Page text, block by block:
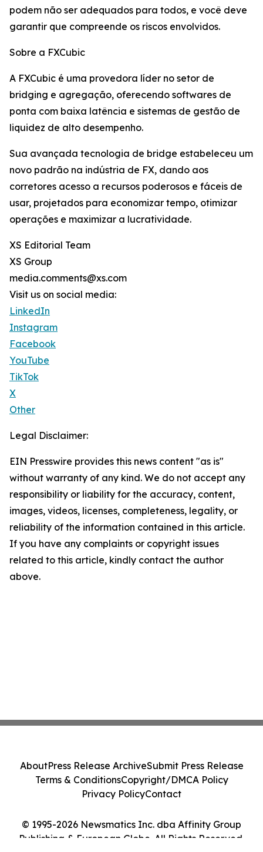
podem não ser adequados para todos, e você deve
garantir que compreende os riscos envolvidos.
Sobre a FXCubic
A FXCubic é uma provedora líder no setor de
bridging e agregação, oferecendo softwares de
ponta com baixa latência e sistemas de gestão de
liquidez de alto desempenho.
Sua avançada tecnologia de bridge estabeleceu um
novo padrão na indústria de FX, dando aos
corretores acesso a recursos poderosos e fáceis de
usar, projetados para economizar tempo, otimizar
operações e maximizar a lucratividade.
XS Editorial Team
XS Group
media.comments@xs.com
Visit us on social media:
LinkedIn
Instagram
Facebook
YouTube
TikTok
X
Other
Legal Disclaimer:
EIN Presswire provides this news content "as is"
without warranty of any kind. We do not accept any
responsibility or liability for the accuracy, content,
images, videos, licenses, completeness, legality, or
reliability of the information contained in this article.
If you have any complaints or copyright issues
related to this article, kindly contact the author
above.
© 1995-2026 Newsmatics Inc. dba Affinity Group
Publishing & European Globe. All Rights Reserved.
AboutPress Release ArchiveSubmit Press Release
Terms & ConditionsCopyright/DMCA Policy
Privacy PolicyContact